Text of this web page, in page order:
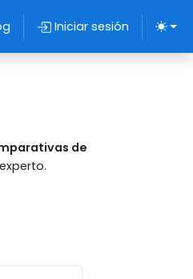
Iniciar sesión
de